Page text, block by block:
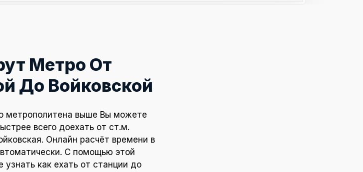
Метро От
До Войковской
метрополитена выше Вы можете
всего доехать от ст.м.
Онлайн расчёт времени в
С помощью этой
как ехать от станции до